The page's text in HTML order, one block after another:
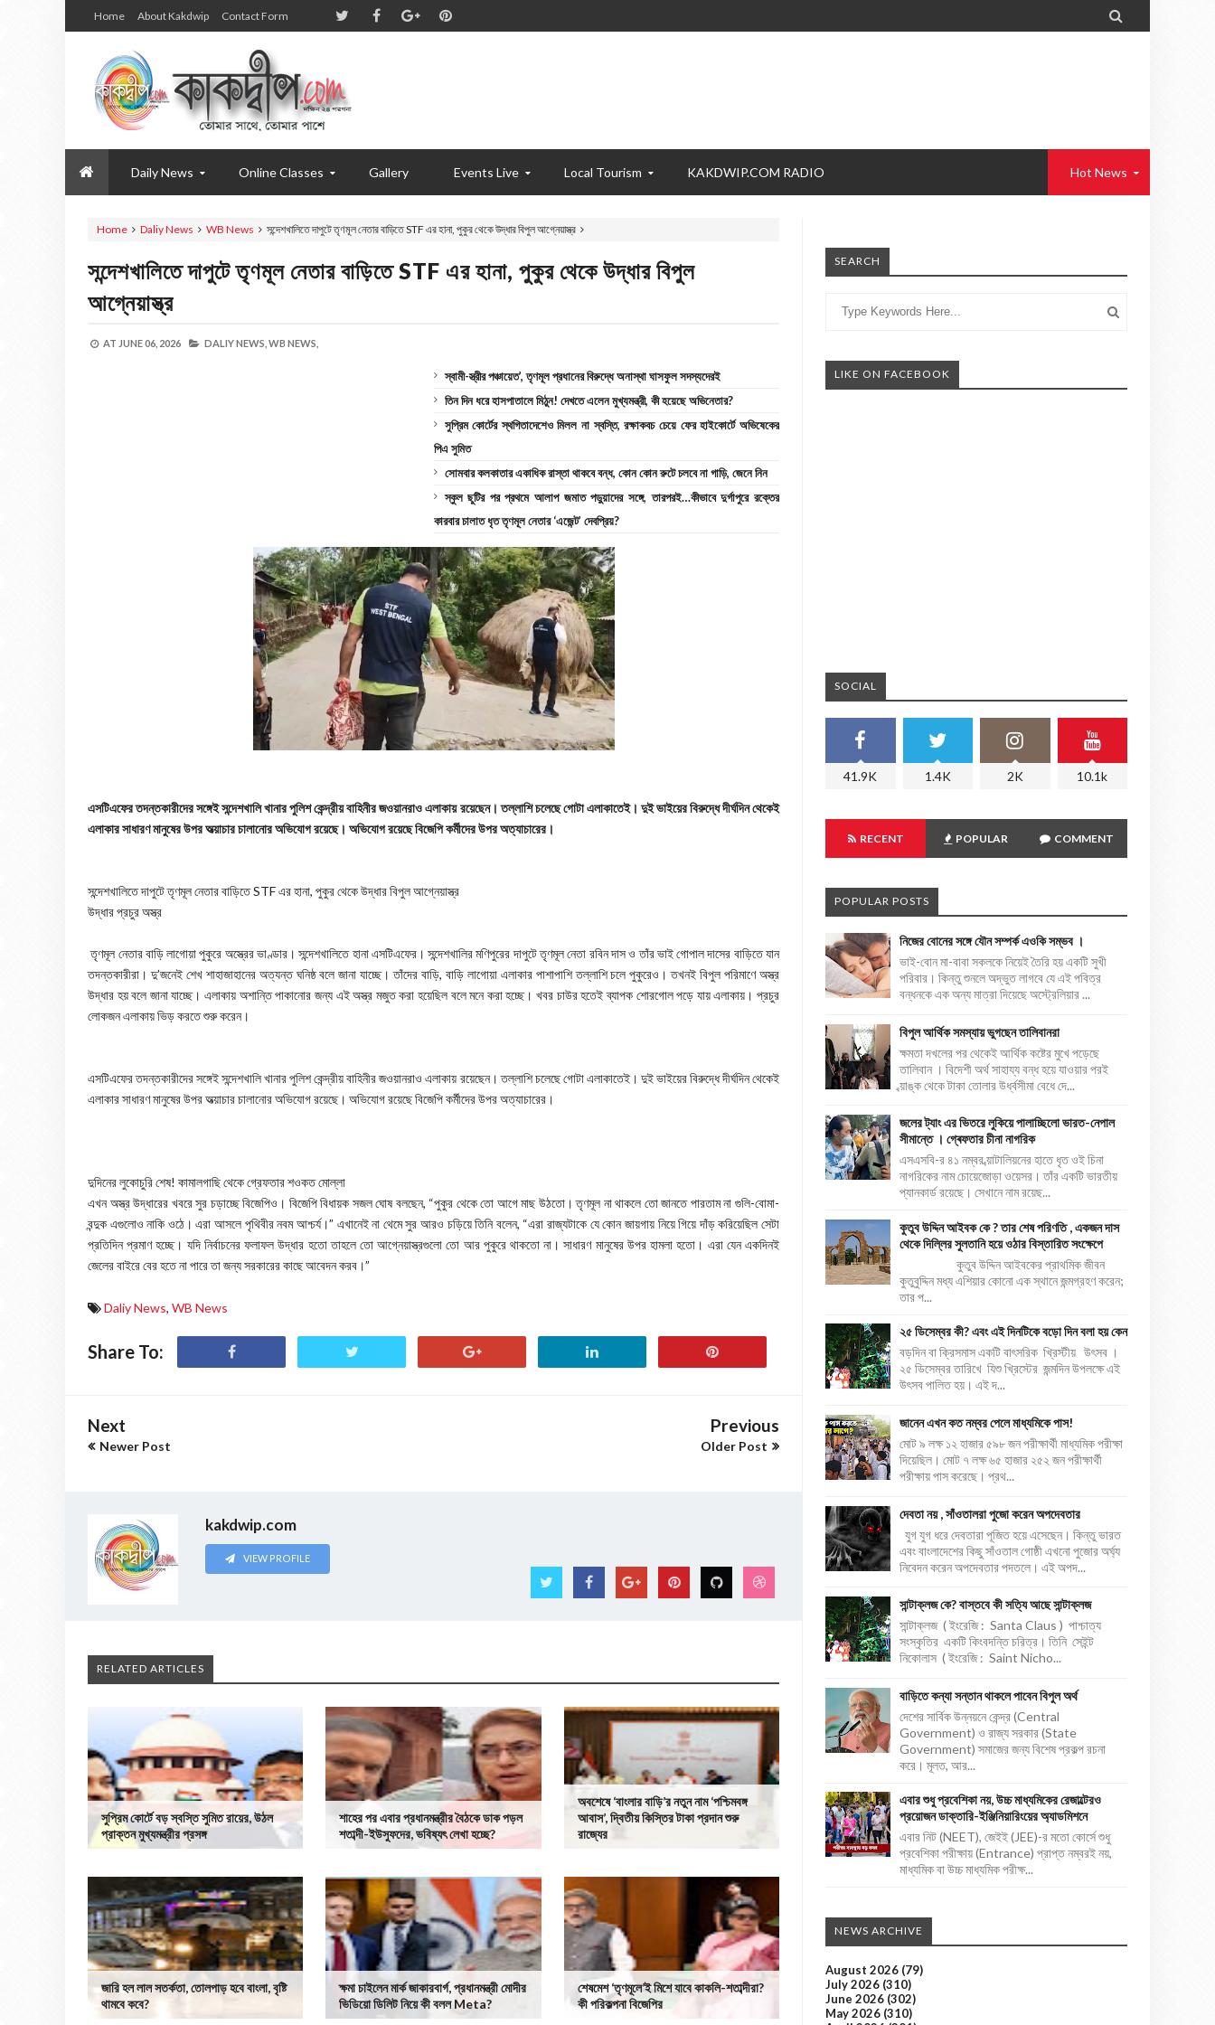
Home About Kakdwip Contact Form 
Daily News Online Classes Gallery Events Live Local Tourism KAKDWIP.COM RADIO Hot News
Home Daliy News WB News সন্দেশখালিতে দাপুটে তৃণমূল নেতার বাড়িতে STF এর হানা, পুকুর থেকে উদ্ধার বিপুল আগ্নেয়াস্ত্র
সন্দেশখালিতে দাপুটে তৃণমূল নেতার বাড়িতে STF এর হানা, পুকুর থেকে উদ্ধার বিপুল
আগ্নেয়াস্ত্র
AT JUNE 06, 2026 DALIY NEWS, WB NEWS,
স্বামী-স্ত্রীর পঞ্চায়েত’, তৃণমূল প্রধানের বিরুদ্ধে অনাস্থা ঘাসফুল সদস্যদেরই
তিন দিন ধরে হাসপাতালে মিঠুন! দেখতে এলেন মুখ্যমন্ত্রী, কী হয়েছে অভিনেতার?
সুপ্রিম কোর্টের স্থগিতাদেশেও মিলল না স্বস্তি, রক্ষাকবচ চেয়ে ফের হাইকোর্টে অভিষেকের
পিএ সুমিত
সোমবার কলকাতার একাধিক রাস্তা থাকবে বন্ধ, কোন কোন রুটে চলবে না গাড়ি, জেনে নিন
স্কুল ছুটির পর প্রথমে আলাপ জমাত পড়ুয়াদের সঙ্গে, তারপরই…কীভাবে দুর্গাপুরে রক্তের
কারবার চালাত ধৃত তৃণমূল নেতার ‘এজেন্ট’ দেবপ্রিয়?
এসটিএফের তদন্তকারীদের সঙ্গেই সন্দেশখালি খানার পুলিশ কেন্দ্রীয় বাহিনীর জওয়ানরাও এলাকায় রয়েছেন। তল্লাশি চলেছে গোটা এলাকাতেই। দুই ভাইয়ের বিরুদ্ধে দীর্ঘদিন থেকেই
এলাকার সাধারণ মানুষের উপর অত্য়াচার চালানোর অভিযোগ রয়েছে। অভিযোগ রয়েছে বিজেপি কর্মীদের উপর অত্যাচারের।
সন্দেশখালিতে দাপুটে তৃণমূল নেতার বাড়িতে STF এর হানা, পুকুর থেকে উদ্ধার বিপুল আগ্নেয়াস্ত্র
উদ্ধার প্রচুর অস্ত্র
তৃণমূল নেতার বাড়ি লাগোয়া পুকুরে অস্ত্রের ভাণ্ডার। সন্দেশখালিতে হানা এসটিএফের। সন্দেশখালির মণিপুরের দাপুটে তৃণমূল নেতা রবিন দাস ও তাঁর ভাই গোপাল দাসের বাড়িতে যান
তদন্তকারীরা। দু’জনেই শেখ শাহাজাহানের অত্যন্ত ঘনিষ্ঠ বলে জানা যাচ্ছে। তাঁদের বাড়ি, বাড়ি লাগোয়া এলাকার পাশাপাশি তল্লাশি চলে পুকুরেও। তখনই বিপুল পরিমাণে অস্ত্র
উদ্ধার হয় বলে জানা যাচ্ছে। এলাকায় অশান্তি পাকানোর জন্য এই অস্ত্র মজুত করা হয়েছিল বলে মনে করা হচ্ছে। খবর চাউর হতেই ব্যাপক শোরগোল পড়ে যায় এলাকায়। প্রচুর
লোকজন এলাকায় ভিড় করতে শুরু করেন।
এসটিএফের তদন্তকারীদের সঙ্গেই সন্দেশখালি খানার পুলিশ কেন্দ্রীয় বাহিনীর জওয়ানরাও এলাকায় রয়েছেন। তল্লাশি চলেছে গোটা এলাকাতেই। দুই ভাইয়ের বিরুদ্ধে দীর্ঘদিন থেকেই
এলাকার সাধারণ মানুষের উপর অত্য়াচার চালানোর অভিযোগ রয়েছে। অভিযোগ রয়েছে বিজেপি কর্মীদের উপর অত্যাচারের।
দুদিনের লুকোচুরি শেষ! কামালগাছি থেকে গ্রেফতার শওকত মোল্লা
এখন অস্ত্র উদ্ধারের খবরে সুর চড়াচ্ছে বিজেপিও। বিজেপি বিধায়ক সজল ঘোষ বলছেন, “পুকুর থেকে তো আগে মাছ উঠতো। তৃণমূল না থাকলে তো জানতে পারতাম না গুলি-বোমা-
বন্দুক এগুলোও নাকি ওঠে। এরা আসলে পৃথিবীর নবম আশ্চর্য।” এখানেই না থেমে সুর আরও চড়িয়ে তিনি বলেন, “এরা রাজ্যটাকে যে কোন জায়গায় নিয়ে গিয়ে দাঁড় করিয়েছিল সেটা
প্রতিদিন প্রমাণ হচ্ছে। যদি নির্বাচনের ফলাফল উদ্ধার হতো তাহলে তো আগ্নেয়াস্ত্রগুলো তো আর পুকুরে থাকতো না। সাধারণ মানুষের উপর হামলা হতো। এরা যেন একদিনই
জেলের বাইরে বের হতে না পারে তা জন্য সরকারের কাছে আবেদন করব।”
Daliy News, WB News
Share To:
Next
Newer Post
Previous
Older Post
kakdwip.com
VIEW PROFILE
RELATED ARTICLES
সুপ্রিম কোর্টে বড় স্বস্তি সুমিত রায়ের, উঠল
প্রাক্তন মুখ্যমন্ত্রীর প্রসঙ্গ
শাহের পর এবার প্রধানমন্ত্রীর বৈঠকে ডাক পড়ল
শতাব্দী-ইউসুফদের, ভবিষ্যৎ লেখা হচ্ছে?
অবশেষে ‘বাংলার বাড়ি’র নতুন নাম ‘পশ্চিমবঙ্গ
আবাস’, দ্বিতীয় কিস্তির টাকা প্রদান শুরু
রাজ্যের
জারি হল লাল সতর্কতা, তোলপাড় হবে বাংলা, বৃষ্টি
থামবে কবে?
ক্ষমা চাইলেন মার্ক জাকারবার্গ, প্রধানমন্ত্রী মোদীর
ভিডিয়ো ডিলিট নিয়ে কী বলল Meta?
শেষমেশ ‘তৃণমূলে’ই মিশে যাবে কাকলি-শতাব্দীরা?
কী পরিকল্পনা বিজেপির
SEARCH
LIKE ON FACEBOOK
SOCIAL
41.9K 1.4K 2K 10.1k
RECENT POPULAR COMMENT
POPULAR POSTS
নিজের বোনের সঙ্গে যৌন সম্পর্ক এওকি সম্ভব ।
ভাই-বোন মা-বাবা সকলকে নিয়েই তৈরি হয় একটি সুখী
পরিবার। কিন্তু শুনলে অদ্ভুত লাগবে যে এই পবিত্র
বন্ধনকে এক অন্য মাত্রা দিয়েছে অস্ট্রেলিয়ার ...
বিপুল আর্থিক সমস্যায় ভুগছেন তালিবানরা
ক্ষমতা দখলের পর থেকেই আর্থিক কষ্টের মুখে পড়েছে
তালিবান । বিদেশী অর্থ সাহায্য বন্ধ হয়ে যাওয়ার পরই
ব্য়াঙ্ক থেকে টাকা তোলার উর্ধ্বসীমা বেধে দে...
জলের ট্যাং এর ভিতরে লুকিয়ে পালাচ্ছিলো ভারত-নেপাল
সীমান্তে । গ্ৰেফতার চীনা নাগরিক
এসএসবি-র ৪১ নম্বর ব্য়াটালিয়নের হাতে ধৃত ওই চিনা
নাগরিকের নাম চোয়েজোড়া ওয়েসর। তাঁর একটি ভারতীয়
প্যানকার্ড রয়েছে। সেখানে নাম রয়েছ...
কুতুব উদ্দিন আইবক কে ? তার শেষ পরিণতি , একজন দাস
থেকে দিল্লির সুলতানি হয়ে ওঠার বিস্তারিত সংক্ষেপে
কুতুব উদ্দিন আইবকের প্রাথমিক জীবন
কুতুবুদ্দিন মধ্য এশিয়ার কোনো এক স্থানে জন্মগ্রহণ করেন;
তার প...
২৫ ডিসেম্বর কী? এবং এই দিনটিকে বড়ো দিন বলা হয় কেন
বড়দিন বা ক্রিসমাস একটি বাৎসরিক খ্রিস্টীয় উৎসব ।
২৫ ডিসেম্বর তারিখে যিশু খ্রিস্টের জন্মদিন উপলক্ষে এই
উৎসব পালিত হয়। এই দ...
জানেন এখন কত নম্বর পেলে মাধ্যমিকে পাস!
মোট ৯ লক্ষ ১২ হাজার ৫৯৮ জন পরীক্ষার্থী মাধ্যমিক পরীক্ষা
দিয়েছিল। মোট ৭ লক্ষ ৬৫ হাজার ২৫২ জন পরীক্ষার্থী
পরীক্ষায় পাস করেছে। প্রথ...
দেবতা নয় , সাঁওতালরা পুজো করেন অপদেবতার
যুগ যুগ ধরে দেবতারা পূজিত হয়ে এসেছেন। কিন্তু ভারত
এবং বাংলাদেশের কিছু সাঁওতাল গোষ্ঠী এখনো পুজোর অর্ঘ্য
নিবেদন করেন অপদেবতার পদতলে। এই অপদ...
সান্টাক্লজ কে? বাস্তবে কী সত্যি আছে সান্টাক্লজ
সান্টাক্লজ ( ইংরেজি : Santa Claus ) পাশ্চাত্য
সংস্কৃতির একটি কিংবদন্তি চরিত্র। তিনি সেইন্ট
নিকোলাস ( ইংরেজি : Saint Nicho...
বাড়িতে কন্যা সন্তান থাকলে পাবেন বিপুল অর্থ
দেশের সার্বিক উন্নয়নে কেন্দ্র (Central
Government) ও রাজ্য সরকার (State
Government) সমাজের জন্য বিশেষ প্রকল্প রচনা
করে। মূলত, আর...
এবার শুধু প্রবেশিকা নয়, উচ্চ মাধ্যমিকের রেজাল্টেরও
প্রয়োজন ডাক্তারি-ইঞ্জিনিয়ারিংয়ের অ্যাডমিশনে
এবার নিট (NEET), জেইই (JEE)-র মতো কোর্সে শুধু
প্রবেশিকা পরীক্ষায় (Entrance) প্রাপ্ত নম্বরই নয়,
মাধ্যমিক বা উচ্চ মাধ্যমিক পরীক্ষ...
NEWS ARCHIVE
August 2026 (79)
July 2026 (310)
June 2026 (302)
May 2026 (310)